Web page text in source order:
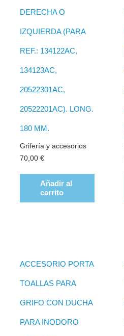
DERECHA O
IZQUIERDA (PARA
REF.: 134122AC,
134123AC,
20522301AC,
20522201AC). LONG.
180 MM.
Grifería y accesorios
70,00€
Añadir al
carrito
ACCESORIO PORTA
TOALLAS PARA
GRIFO CON DUCHA
PARA INODORO